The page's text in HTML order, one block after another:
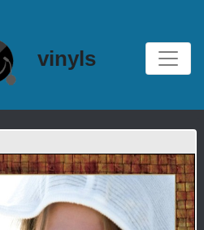
vinyls